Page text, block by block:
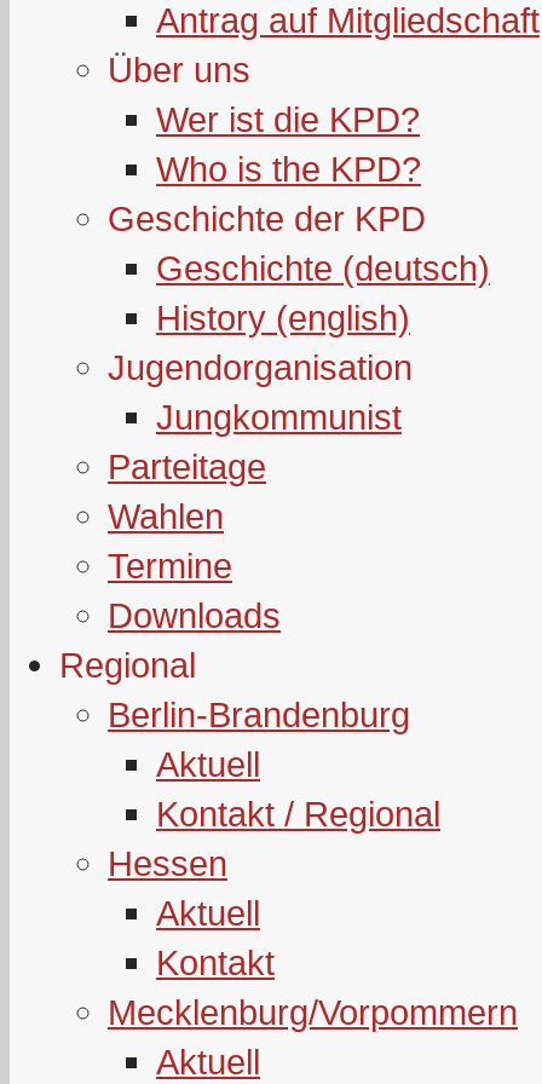
Antrag auf Mitgliedschaft
Über uns
Wer ist die KPD?
Who is the KPD?
Geschichte der KPD
Geschichte (deutsch)
History (english)
Jugendorganisation
Jungkommunist
Parteitage
Wahlen
Termine
Downloads
Regional
Berlin-Brandenburg
Aktuell
Kontakt / Regional
Hessen
Aktuell
Kontakt
Mecklenburg/Vorpommern
Aktuell